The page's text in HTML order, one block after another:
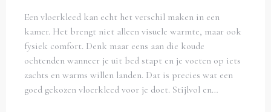
Een vloerkleed kan echt het verschil maken in een
kamer. Het brengt niet alleen visuele warmte, maar ook
fysiek comfort. Denk maar eens aan die koude
ochtenden wanneer je uit bed stapt en je voeten op iets
zachts en warms willen landen. Dat is precies wat een
goed gekozen vloerkleed voor je doet. Stijlvol en…